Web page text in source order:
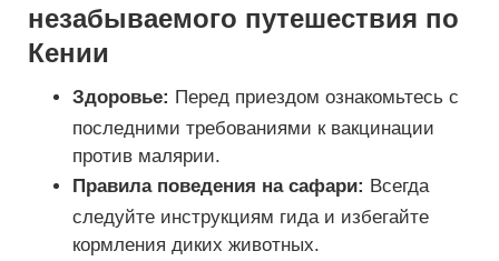
незабываемого путешествия по
Кении
Здоровье: Перед приездом ознакомьтесь с
последними требованиями к вакцинации
против малярии.
Правила поведения на сафари: Всегда
следуйте инструкциям гида и избегайте
кормления диких животных.